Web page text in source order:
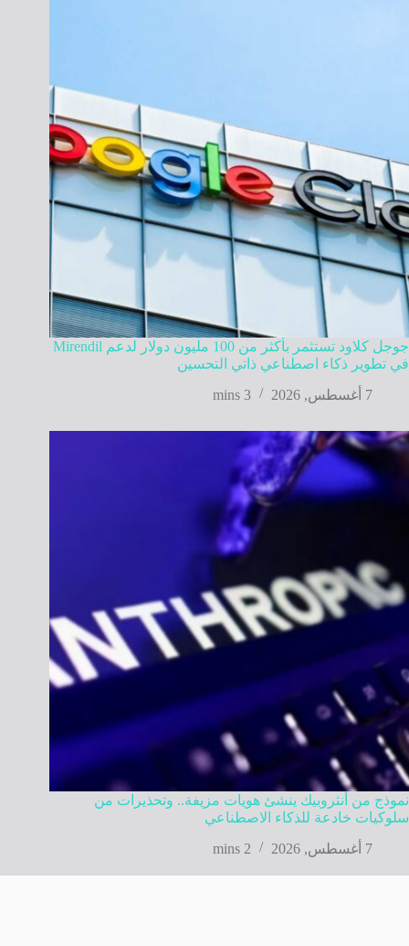
جوجل كلاود تستثمر بأكثر من 100 مليون دولار لدعم Mirendil
في تطوير ذكاء اصطناعي ذاتي التحسين
7 أغسطس, 2026
3 mins
نموذج من أنثروبيك ينشئ هويات مزيفة.. وتحذيرات من
سلوكيات خادعة للذكاء الاصطناعي
7 أغسطس, 2026
2 mins